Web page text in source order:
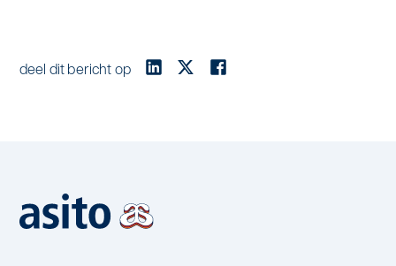
deel dit bericht op